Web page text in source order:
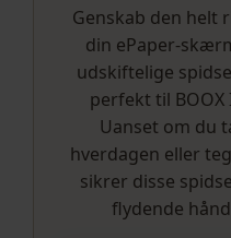
Genskab den helt
din ePaper-
udskiftelige
perfekt til BOOX
Uanset om du
hverdagen eller
sikrer disse
flydende